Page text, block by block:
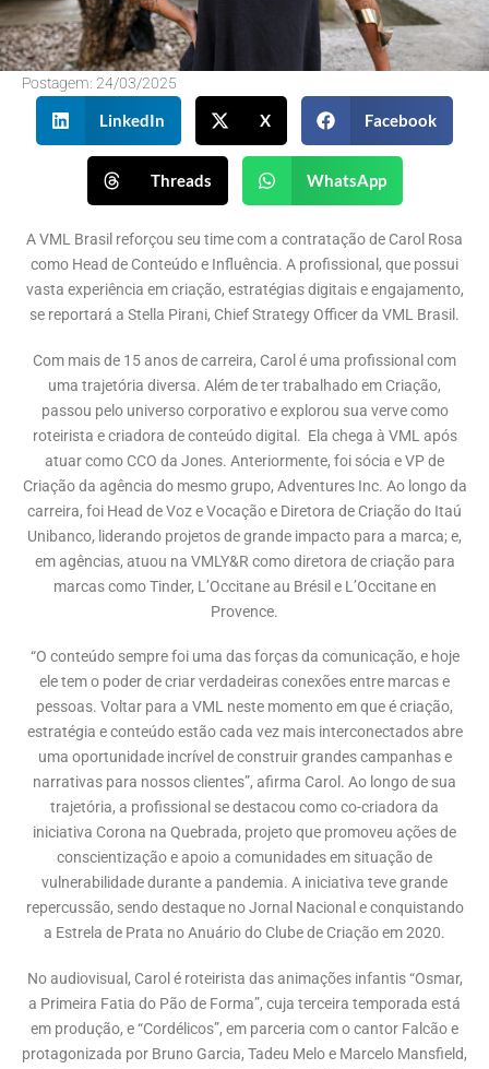
Postagem: 24/03/2025
LinkedIn X Facebook
Threads WhatsApp
A VML Brasil reforçou seu time com a contratação de Carol Rosa
como Head de Conteúdo e Influência. A profissional, que possui
vasta experiência em criação, estratégias digitais e engajamento,
se reportará a Stella Pirani, Chief Strategy Officer da VML Brasil.
Com mais de 15 anos de carreira, Carol é uma profissional com
uma trajetória diversa. Além de ter trabalhado em Criação,
passou pelo universo corporativo e explorou sua verve como
roteirista e criadora de conteúdo digital. Ela chega à VML após
atuar como CCO da Jones. Anteriormente, foi sócia e VP de
Criação da agência do mesmo grupo, Adventures Inc. Ao longo da
carreira, foi Head de Voz e Vocação e Diretora de Criação do Itaú
Unibanco, liderando projetos de grande impacto para a marca; e,
em agências, atuou na VMLY&R como diretora de criação para
marcas como Tinder, L’Occitane au Brésil e L’Occitane en
Provence.
“O conteúdo sempre foi uma das forças da comunicação, e hoje
ele tem o poder de criar verdadeiras conexões entre marcas e
pessoas. Voltar para a VML neste momento em que é criação,
estratégia e conteúdo estão cada vez mais interconectados abre
uma oportunidade incrível de construir grandes campanhas e
narrativas para nossos clientes”, afirma Carol. Ao longo de sua
trajetória, a profissional se destacou como co-criadora da
iniciativa Corona na Quebrada, projeto que promoveu ações de
conscientização e apoio a comunidades em situação de
vulnerabilidade durante a pandemia. A iniciativa teve grande
repercussão, sendo destaque no Jornal Nacional e conquistando
a Estrela de Prata no Anuário do Clube de Criação em 2020.
No audiovisual, Carol é roteirista das animações infantis “Osmar,
a Primeira Fatia do Pão de Forma”, cuja terceira temporada está
em produção, e “Cordélicos”, em parceria com o cantor Falcão e
protagonizada por Bruno Garcia, Tadeu Melo e Marcelo Mansfield,